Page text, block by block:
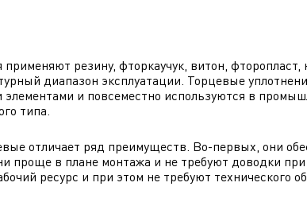
применяют резину, фторкаучук, витон, фторопласт,
диапазон эксплуатации. Торцевые
и повсеместно используются в
типа.
отличает ряд преимуществ. Во-первых, они
проще в плане монтажа и не требуют доводки
ресурс и при этом не требуют технического